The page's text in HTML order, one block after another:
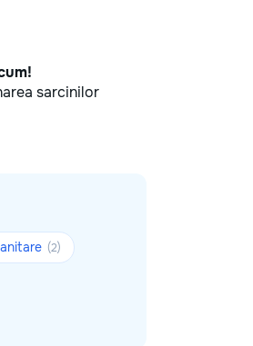
sarcinilor
(2)